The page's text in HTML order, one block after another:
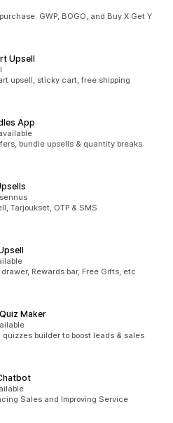
GWP, BOGO, and Buy X Get Y
Upsell
upsell, sticky cart, free shipping
App
bundle upsells & quantity breaks
Tarjoukset, OTP & SMS
Rewards bar, Free Gifts, etc
Maker
quizzes builder to boost leads & sales
Sales and Improving Service